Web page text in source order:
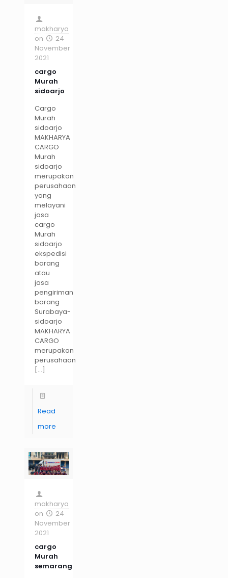
makharya
on
24
November
2021
cargo
Murah
sidoarjo
Cargo
Murah
sidoarjo
MAKHARYA
CARGO
Murah
sidoarjo
merupakan
perusahaan
yang
melayani
jasa
cargo
Murah
sidoarjo
ekspedisi
barang
atau
jasa
pengiriman
barang
Surabaya-
sidoarjo
MAKHARYA
CARGO
merupakan
perusahaan
[…]
Read
more
makharya
on
24
November
2021
cargo
Murah
semarang